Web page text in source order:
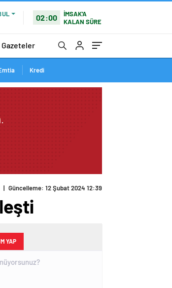
02:00
İMSAK'A
KALAN SÜRE
Gazeteler
Kredi
| Güncelleme: 12 Şubat 2024 12:39
YAP